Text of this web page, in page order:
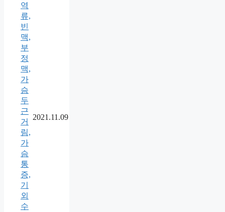
역
류,
빈
맥,
부
정
맥,
가
슴
두
근
거
림,
가
슴
통
증,
기
외
수
2021.11.09